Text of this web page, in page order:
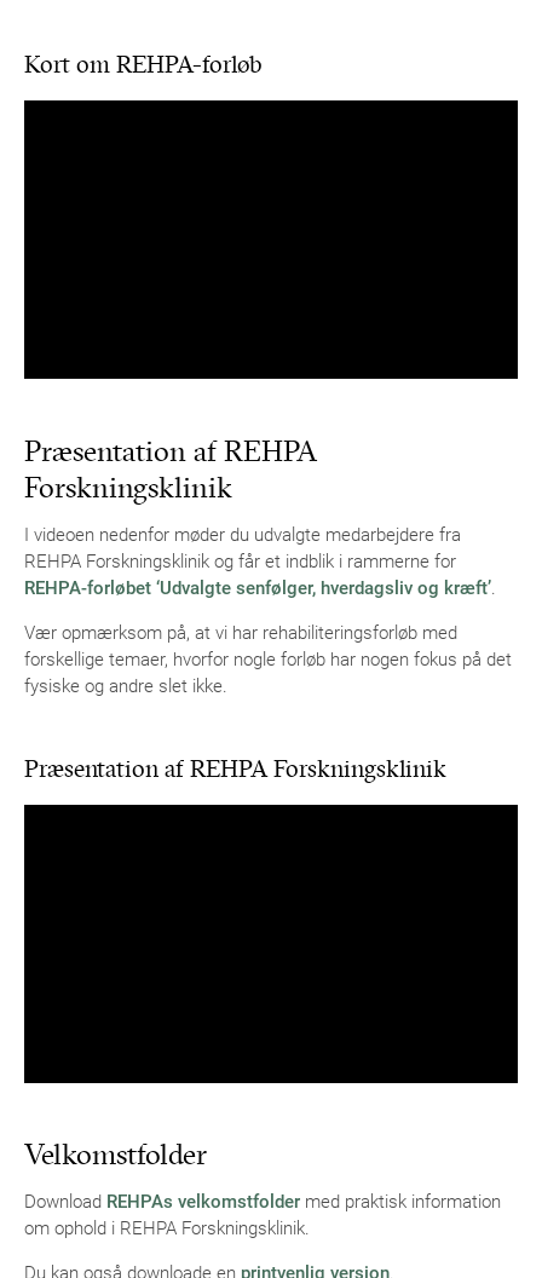
Kort om REHPA-forløb
Præsentation af REHPA
Forskningsklinik
I videoen nedenfor møder du udvalgte medarbejdere fra
REHPA Forskningsklinik og får et indblik i rammerne for
REHPA-forløbet ‘Udvalgte senfølger, hverdagsliv og kræft’
Vær opmærksom på, at vi har rehabiliteringsforløb med
forskellige temaer, hvorfor nogle forløb har nogen fokus på det
fysiske og andre slet ikke.
Præsentation af REHPA Forskningsklinik
Velkomstfolder
Download REHPAs velkomstfolder med praktisk information
om ophold i REHPA Forskningsklinik.
Du kan også downloade en printvenlig version.